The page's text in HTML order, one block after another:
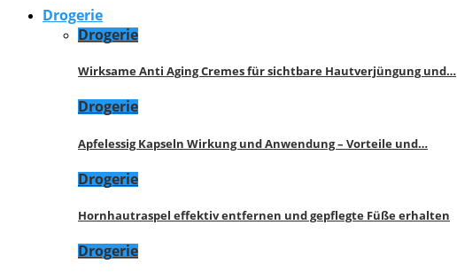
Drogerie
Drogerie
Wirksame Anti Aging Cremes für sichtbare Hautverjüngung und…
Drogerie
Apfelessig Kapseln Wirkung und Anwendung – Vorteile und…
Drogerie
Hornhautraspel effektiv entfernen und gepflegte Füße erhalten
Drogerie